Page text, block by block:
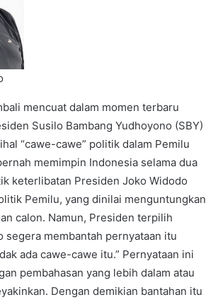
mencuat dalam momen terbaru
Susilo Bambang Yudhoyono (SBY)
“cawe-cawe” politik dalam Pemilu
memimpin Indonesia selama dua
keterlibatan Presiden Joko Widodo
Pemilu, yang dinilai menguntungkan
calon. Namun, Presiden terpilih
segera membantah pernyataan itu
ada cawe-cawe itu.” Pernyataan ini
pembahasan yang lebih dalam atau
Dengan demikian bantahan itu